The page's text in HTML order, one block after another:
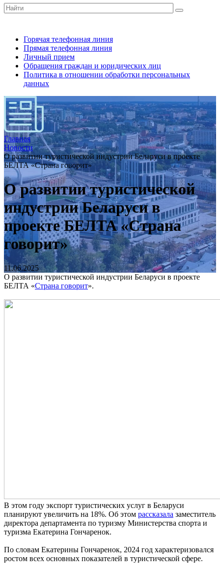
Горячая телефонная линия
Прямая телефонная линия
Личный прием
Обращения граждан и юридических лиц
Политика в отношении обработки персональных
данных
Главная
Новости
О развитии туристической индустрии Беларуси в проекте
БЕЛТА «Страна говорит»
О развитии туристической
индустрии Беларуси в
проекте БЕЛТА «Страна
говорит»
11.06.2025
О развитии туристической индустрии Беларуси в проекте
БЕЛТА «Страна говорит».
В этом году экспорт туристических услуг в Беларуси
планируют увеличить на 18%. Об этом рассказала заместитель
директора департамента по туризму Министерства спорта и
туризма Екатерина Гончаренок.
По словам Екатерины Гончаренок, 2024 год характеризовался
ростом всех основных показателей в туристической сфере.